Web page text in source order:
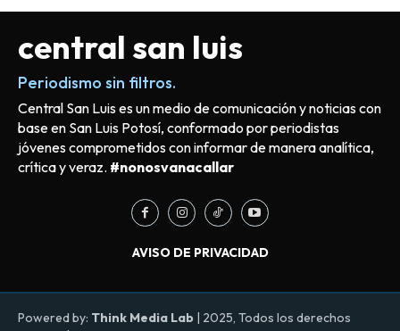
central san luis
Periodismo sin filtros.
Central San Luis es un medio de comunicación y noticias con
base en San Luis Potosí, conformado por periodistas
jóvenes comprometidos con informar de manera analítica,
crítica y veraz. #nonosvanacallar
AVISO DE PRIVACIDAD
Powered by: Think Media Lab | 2025, Todos los derechos